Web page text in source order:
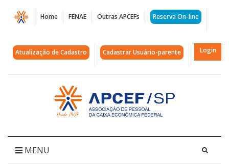
Página
Maio
Home FENAE Outras APCEFs Reserva On-line
Atualização de Cadastro Cadastrar Usuário-parente Login
Acessar
página
inicial
MENU